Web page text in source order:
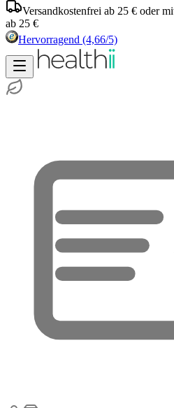
Versandkostenfrei ab 25 € oder
ab 25 €
Hervorragend (4,66/5)